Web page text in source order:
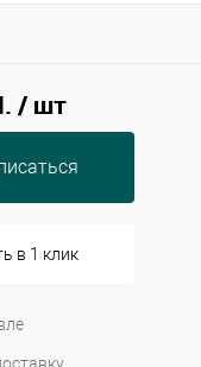
/ шт
в 1 клик